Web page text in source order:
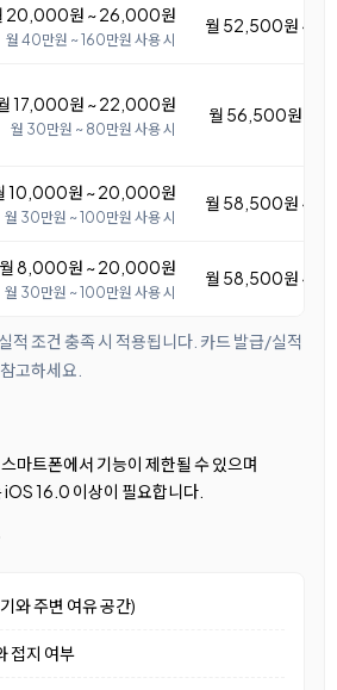
20,000원 ~ 26,000원
월 40만원 ~ 160만원 사용 시
월 52,500원 ~
17,000원 ~ 22,000원
월 30만원 ~ 80만원 사용 시
월 56,500원 ~
10,000원 ~ 20,000원
월 30만원 ~ 100만원 사용 시
월 58,500원 ~
8,000원 ~ 20,000원
월 30만원 ~ 100만원 사용 시
월 58,500원 ~
적 조건 충족 시 적용됩니다. 카드 발급/실적
고하세요.
마트폰에서 기능이 제한될 수 있으며
16.0 이상이 필요합니다.
와 주변 여유 공간)
접지 여부